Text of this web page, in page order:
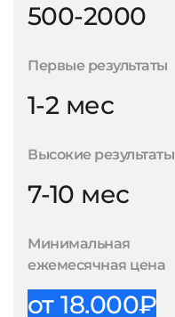
500-2000
Первые результаты
1-2 мес
Высокие результаты
7-10 мес
Минимальная
ежемесячная цена
от 18.000₽